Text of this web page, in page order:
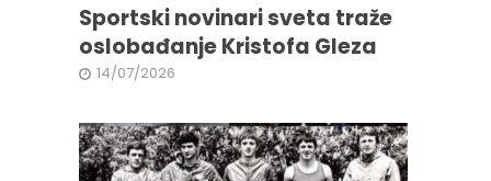
Sportski novinari sveta traže
oslobađanje Kristofa Gleza
14/07/2026